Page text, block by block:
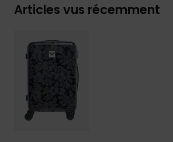
Articles vus récemment